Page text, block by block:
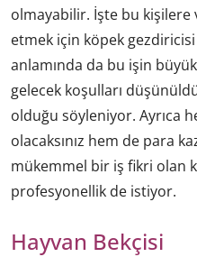
olmayabilir. İşte bu kişilere
etmek için köpek
anlamında da bu işin
gelecek koşulları
olduğu söyleniyor. Ayrıca
olacaksınız hem de para
mükemmel bir iş fikri olan
profesyonellik de istiyor.
Hayvan Bekçisi